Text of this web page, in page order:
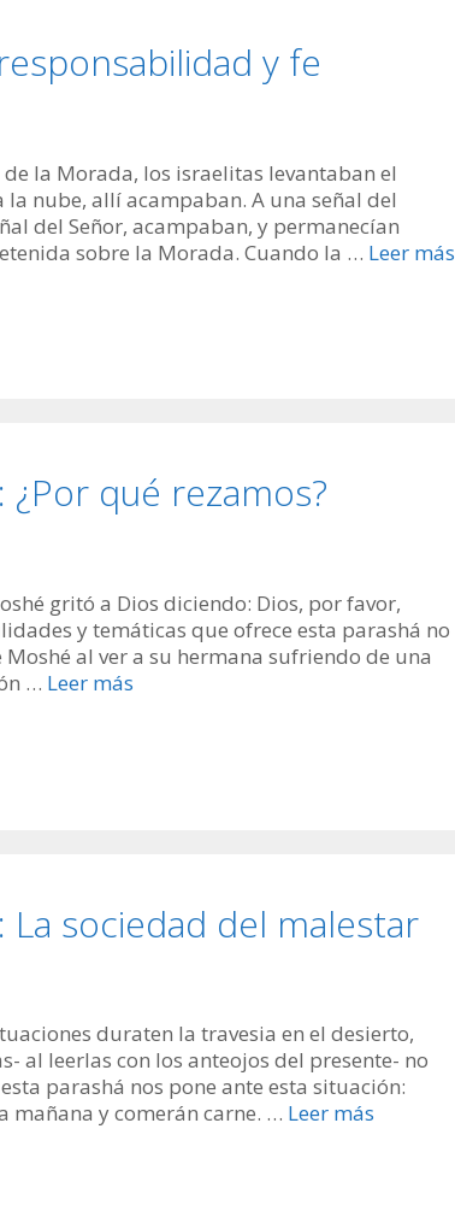
responsabilidad y fe
la Morada, los israelitas levantaban el
nube, allí acampaban. A una señal del
del Señor, acampaban, y permanecían
sobre la Morada. Cuando la … Leer más
¿Por qué rezamos?
y temáticas que ofrece esta parashá no
al ver a su hermana sufriendo de una
… Leer más
La sociedad del malestar
duraten la travesia en el desierto,
al leerlas con los anteojos del presente- no
parashá nos pone ante esta situación:
mañana y comerán carne. … Leer más